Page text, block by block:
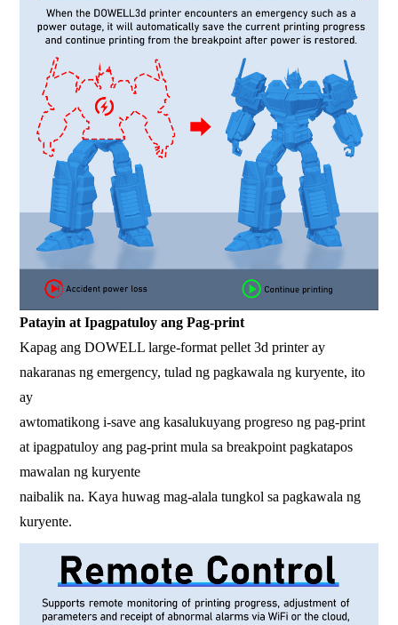
Patayin at Ipagpatuloy ang Pag-print
Kapag ang DOWELL large-format pellet 3d printer ay
nakaranas ng emergency, tulad ng pagkawala ng kuryente, ito
ay
awtomatikong i-save ang kasalukuyang progreso ng pag-print
at ipagpatuloy ang pag-print mula sa breakpoint pagkatapos
mawalan ng kuryente
naibalik na. Kaya huwag mag-alala tungkol sa pagkawala ng
kuryente.